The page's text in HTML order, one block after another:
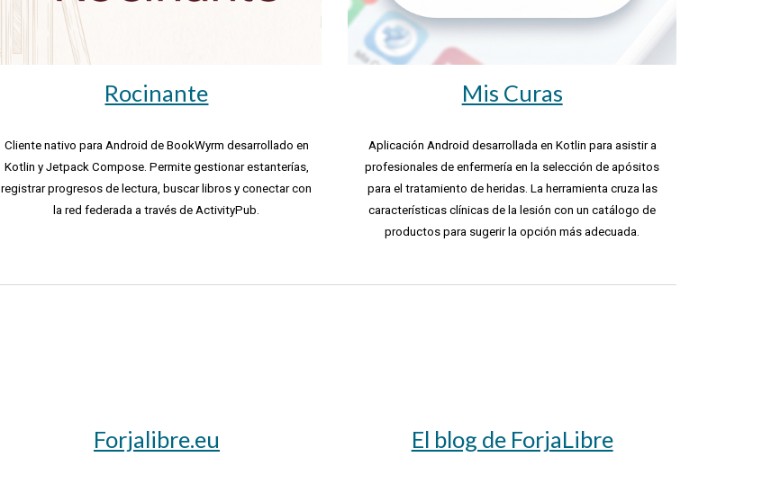
Rocinante
Cliente nativo para Android de BookWyrm desarrollado en
Kotlin y Jetpack Compose. Permite gestionar estanterías,
registrar progresos de lectura, buscar libros y conectar con
la red federada a través de ActivityPub.
Mis Curas
Aplicación Android desarrollada en Kotlin para asistir a
profesionales de enfermería en la selección de apósitos
para el tratamiento de heridas. La herramienta cruza las
características clínicas de la lesión con un catálogo de
productos para sugerir la opción más adecuada.
Forjalibre.eu El blog de ForjaLibre